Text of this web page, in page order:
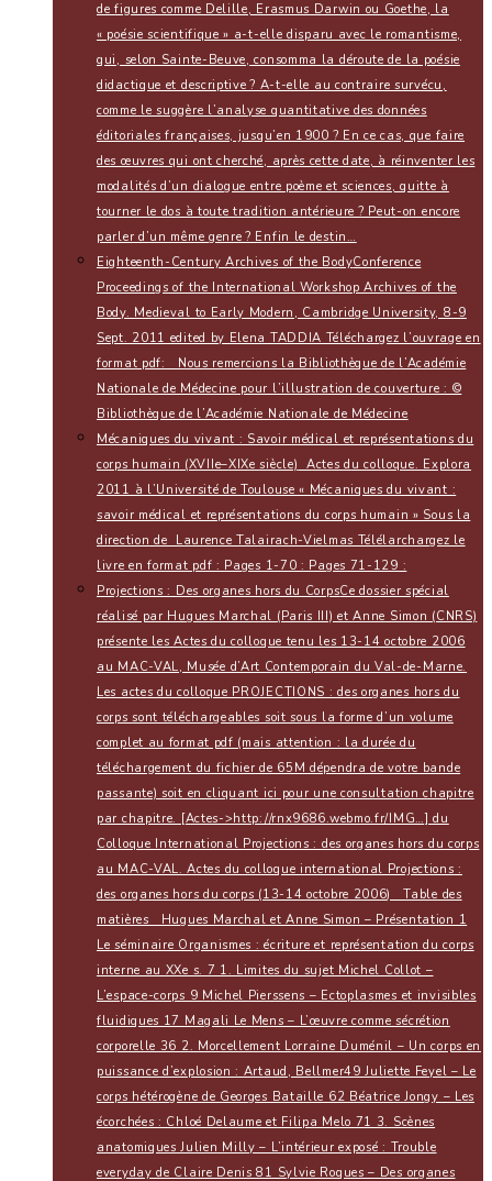
de figures comme Delille, Erasmus Darwin ou Goethe, la
« poésie scientifique » a-t-elle disparu avec le romantisme,
qui, selon Sainte-Beuve, consomma la déroute de la poésie
didactique et descriptive ? A-t-elle au contraire survécu,
comme le suggère l’analyse quantitative des données
éditoriales françaises, jusqu’en 1900 ? En ce cas, que faire
des œuvres qui ont cherché, après cette date, à réinventer les
modalités d’un dialogue entre poème et sciences, quitte à
tourner le dos à toute tradition antérieure ? Peut-on encore
parler d’un même genre ? Enfin le destin…
Eighteenth-Century Archives of the BodyConference
Proceedings of the International Workshop Archives of the
Body. Medieval to Early Modern, Cambridge University, 8-9
Sept. 2011 edited by Elena TADDIA Téléchargez l’ouvrage en
format pdf: Nous remercions la Bibliothèque de l’Académie
Nationale de Médecine pour l’illustration de couverture : ©
Bibliothèque de l’Académie Nationale de Médecine
Mécaniques du vivant : Savoir médical et représentations du
corps humain (XVIIe–XIXe siècle) Actes du colloque. Explora
2011 à l’Université de Toulouse « Mécaniques du vivant :
savoir médical et représentations du corps humain » Sous la
direction de Laurence Talairach-Vielmas Télélarchargez le
livre en format pdf : Pages 1-70 : Pages 71-129 :
Projections : Des organes hors du CorpsCe dossier spécial
réalisé par Hugues Marchal (Paris III) et Anne Simon (CNRS)
présente les Actes du colloque tenu les 13-14 octobre 2006
au MAC-VAL, Musée d’Art Contemporain du Val-de-Marne.
Les actes du colloque PROJECTIONS : des organes hors du
corps sont téléchargeables soit sous la forme d’un volume
complet au format pdf (mais attention : la durée du
téléchargement du fichier de 65M dépendra de votre bande
passante) soit en cliquant ici pour une consultation chapitre
par chapitre. [Actes->http://rnx9686.webmo.fr/IMG…] du
Colloque International Projections : des organes hors du corps
au MAC-VAL. Actes du colloque international Projections :
des organes hors du corps (13-14 octobre 2006) Table des
matières Hugues Marchal et Anne Simon – Présentation 1
Le séminaire Organismes : écriture et représentation du corps
interne au XXe s. 7 1. Limites du sujet Michel Collot –
L’espace-corps 9 Michel Pierssens – Ectoplasmes et invisibles
fluidiques 17 Magali Le Mens – L’œuvre comme sécrétion
corporelle 36 2. Morcellement Lorraine Duménil – Un corps en
puissance d’explosion : Artaud, Bellmer49 Juliette Feyel – Le
corps hétérogène de Georges Bataille 62 Béatrice Jongy – Les
écorchées : Chloé Delaume et Filipa Melo 71 3. Scènes
anatomiques Julien Milly – L’intérieur exposé : Trouble
everyday de Claire Denis 81 Sylvie Roques – Des organes